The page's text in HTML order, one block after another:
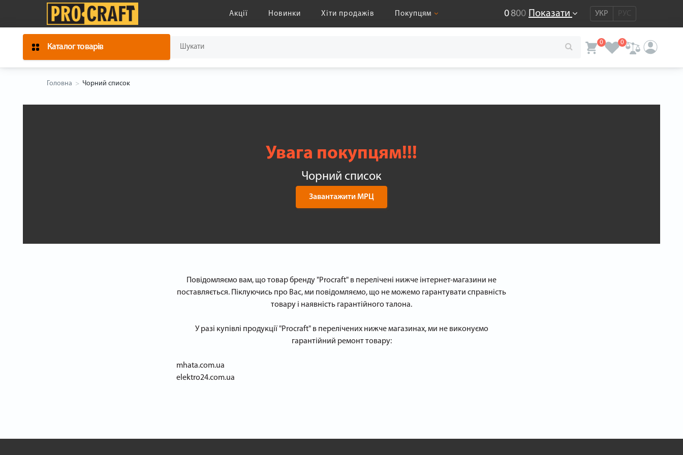
Акції Новинки Хіти продажів Покупцям 0800 Показати УКР РУС
Каталог товарів
0 0
Головна Чорний список
Увага покупцям!!!
Чорний список
Завантажити МРЦ
Повідомляємо вам, що товар бренду "Procraft" в перелічені нижче інтернет-магазини не
поставляється. Піклуючись про Вас, ми повідомляємо, що не можемо гарантувати справність
товару і наявність гарантійного талона.
У разі купівлі продукції "Procraft" в перелічених нижче магазинах, ми не виконуємо
гарантійний ремонт товару:
mhata.com.ua
elektro24.com.ua